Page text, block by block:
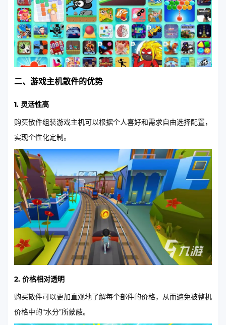
二、游戏主机散件的优势
1. 灵活性高
购买散件组装游戏主机可以根据个人喜好和需求自由选择配置，
实现个性化定制。
2. 价格相对透明
购买散件可以更加直观地了解每个部件的价格，从而避免被整机
价格中的“水分”所蒙蔽。